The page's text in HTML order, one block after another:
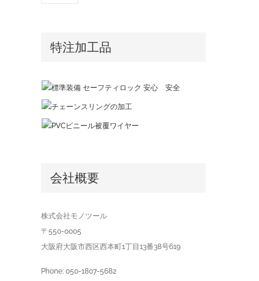
特注加工品
会社概要
株式会社モノツール
〒550-0005
大阪府大阪市西区西本町1丁目13番38号619
Phone: 050-1807-5682